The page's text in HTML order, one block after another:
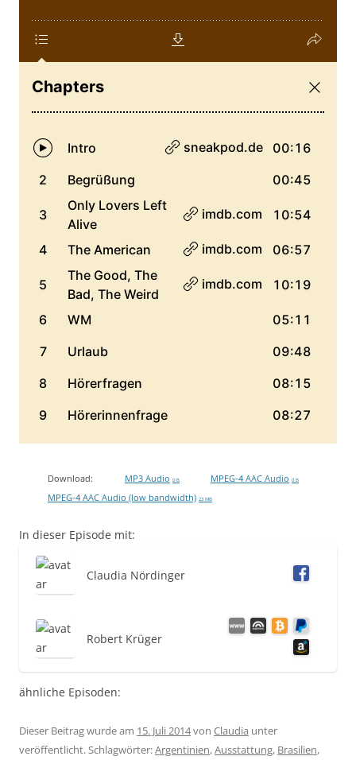
Download: MP3 Audio 0 B MPEG-4 AAC Audio 0 B
MPEG-4 AAC Audio (low bandwidth) 23 MB
In dieser Episode mit:
Claudia Nördinger
Robert Krüger
ähnliche Episoden:
Dieser Beitrag wurde am 15. Juli 2014von Claudia unter
veröffentlicht. Schlagwörter:Argentinien,Ausstattung, Brasilien,